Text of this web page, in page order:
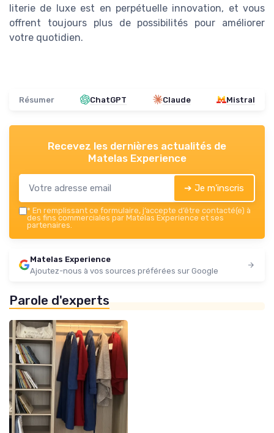
literie de luxe est en perpétuelle innovation, et vous
offrent toujours plus de possibilités pour améliorer
votre quotidien.
Résumer ChatGPT Claude Mistral
Recevez les dernières actualités de
Matelas Experience
➔ Je m'inscris
* En remplissant ce formulaire, j’accepte d’être contacté(e) à
des fins commerciales par Matelas Experience et ses
partenaires.
Matelas Experience
Ajoutez-nous à vos sources préférées sur Google
Parole d'experts